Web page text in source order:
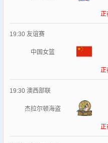
正
19:30 友谊赛
中国女篮
正
19:30 澳西部联
杰拉尔顿海盗
正